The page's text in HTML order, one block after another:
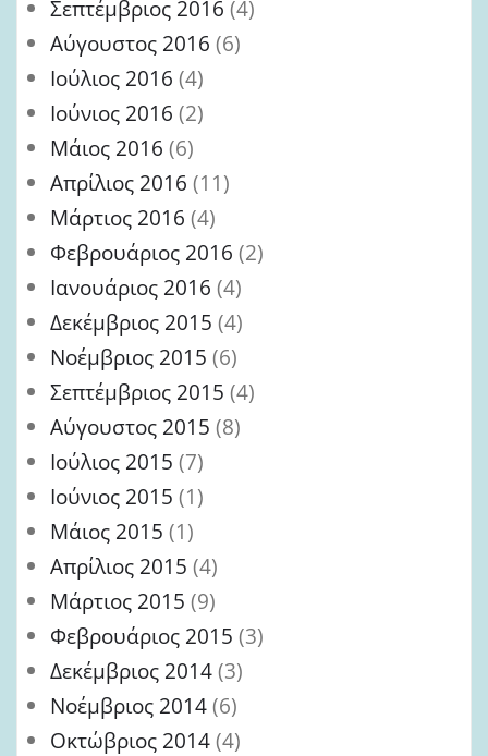
Σεπτέμβριος 2016 (4)
Αύγουστος 2016 (6)
Ιούλιος 2016 (4)
Ιούνιος 2016 (2)
Μάιος 2016 (6)
Απρίλιος 2016 (11)
Μάρτιος 2016 (4)
Φεβρουάριος 2016 (2)
Ιανουάριος 2016 (4)
Δεκέμβριος 2015 (4)
Νοέμβριος 2015 (6)
Σεπτέμβριος 2015 (4)
Αύγουστος 2015 (8)
Ιούλιος 2015 (7)
Ιούνιος 2015 (1)
Μάιος 2015 (1)
Απρίλιος 2015 (4)
Μάρτιος 2015 (9)
Φεβρουάριος 2015 (3)
Δεκέμβριος 2014(3)
Νοέμβριος 2014(6)
Οκτώβριος 2014(4)